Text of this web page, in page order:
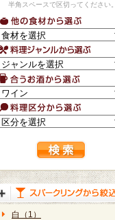
半角スペースで区切ってください。
白（1）